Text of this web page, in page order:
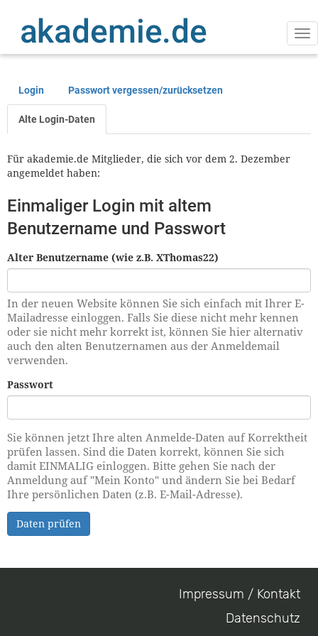
Inhalt
Primäre
Reiter
Login Passwort vergessen/zurücksetzen
Alte Login-Daten
Für akademie.de Mitglieder, die sich vor dem 2. Dezember
angemeldet haben:
Einmaliger Login mit altem
Benutzername und Passwort
Alter Benutzername (wie z.B. XThomas22)
In der neuen Website können Sie sich einfach mit Ihrer E-
Mailadresse einloggen. Falls Sie diese nicht mehr kennen
oder sie nicht mehr korrekt ist, können Sie hier alternativ
auch den alten Benutzernamen aus der Anmeldemail
verwenden.
Passwort
Sie können jetzt Ihre alten Anmelde-Daten auf Korrektheit
prüfen lassen. Sind die Daten korrekt, können Sie sich
damit EINMALIG einloggen. Bitte gehen Sie nach der
Anmeldung auf "Mein Konto" und ändern Sie bei Bedarf
Ihre persönlichen Daten (z.B. E-Mail-Adresse).
Daten prüfen
Impressum / Kontakt
Datenschutz